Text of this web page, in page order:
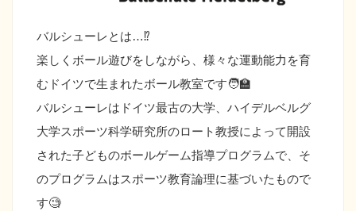
バルシューレとは…⁉️
楽しくボール遊びをしながら、様々な運動能力を育
むドイツで生まれたボール教室です🧑‍🏫
バルシューレはドイツ最古の大学、ハイデルベルグ
大学スポーツ科学研究所のロート教授によって開設
された子どものボールゲーム指導プログラムで、そ
のプログラムはスポーツ教育論理に基づいたもので
す🧐